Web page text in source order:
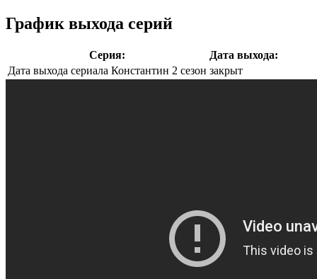
График выхода серий
Серия:
Дата выхода:
Дата выхода сериала Константин 2 сезон закрыт